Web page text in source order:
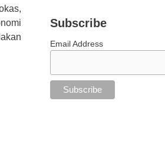
Subscribe
Email Address